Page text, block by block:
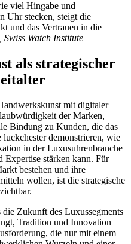
viel Hingabe und
Uhr stecken, steigt die
und das Vertrauen in die
Swiss Watch Institute
als strategischer
mit digitaler
der Marken,
Bindung zu Kunden, die das
demonstrieren, wie
in der Luxusuhrenbranche
Expertise stärken kann. Für
bestehen und ihre
wollen, ist die strategische
die Zukunft des Luxussegments
Tradition und Innovation
die nur mit einem